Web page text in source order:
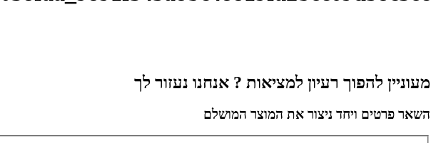
מעוניין להפוך רעיון למציאות ? אנחנו נעזור לך
השאר פרטים ויחד ניצור את המוצר המושלם